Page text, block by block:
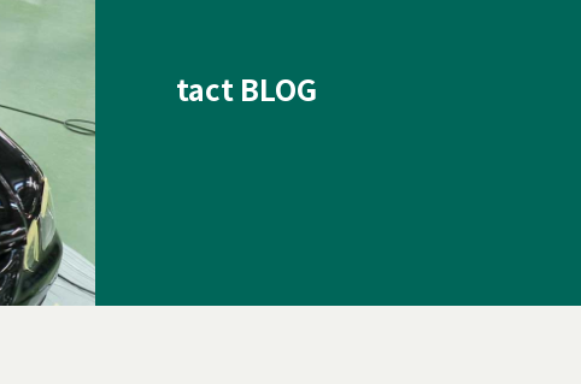
tact BLOG